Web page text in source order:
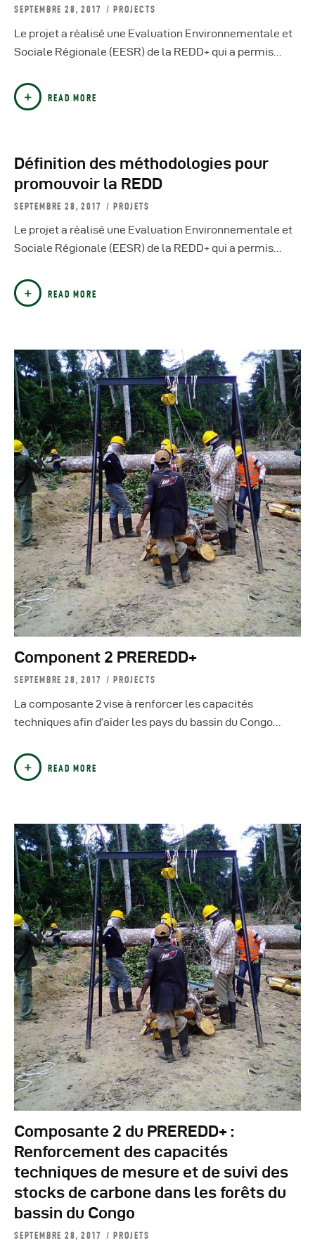
SEPTEMBRE 28, 2017 PROJECTS
Le projet a réalisé une Evaluation Environnementale et
Sociale Régionale (EESR) de la REDD+ qui a permis…
READ MORE
Définition des méthodologies pour
promouvoir la REDD
SEPTEMBRE 28, 2017 PROJETS
Le projet a réalisé une Evaluation Environnementale et
Sociale Régionale (EESR) de la REDD+ qui a permis…
READ MORE
Component 2 PREREDD+
SEPTEMBRE 28, 2017 PROJECTS
La composante 2 vise à renforcer les capacités
techniques afin d’aider les pays du bassin du Congo…
READ MORE
Composante 2 du PREREDD+ :
Renforcement des capacités
techniques de mesure et de suivi des
stocks de carbone dans les forêts du
bassin du Congo
SEPTEMBRE 28, 2017 PROJETS